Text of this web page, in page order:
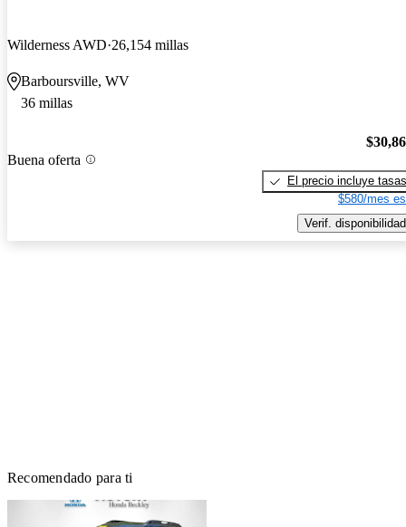
Wilderness AWD 26,154 millas
Barboursville, WV
36 millas
Buena oferta
El precio incluye tasas
$580/mes
Verif. disponibilidad
Recomendado para ti